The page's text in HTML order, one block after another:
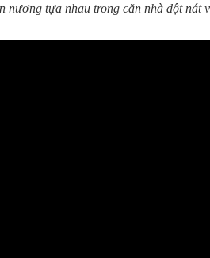
nương tựa nhau trong căn nhà dột nát